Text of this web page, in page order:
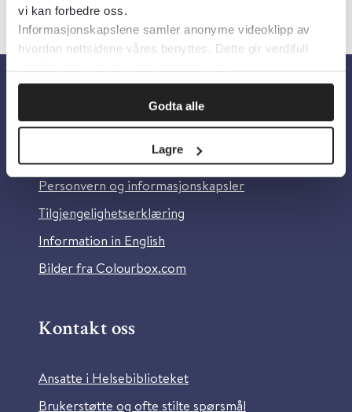
vi kan forbedre oss.
Informasjonskapslene samler anonyme videoklipp av
hvordan nettsidene våres benyttes. Dette gir verdifull
Godta alle
Lagre
Om Helsebiblioteket
Personvern og informasjonskapsler
Tilgjengelighetserklæring
Information in English
Bilder fra Colourbox.com
Kontakt oss
Ansatte i Helsebiblioteket
Brukerstøtte og ofte stilte spørsmål